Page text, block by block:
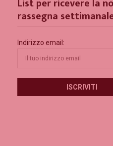
List per ricevere la
rassegna
Indirizzo email: